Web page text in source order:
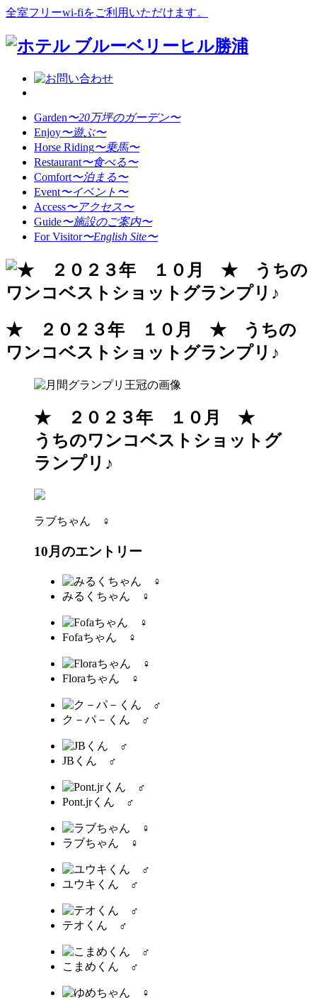
全室フリーwi-fiをご利用いただけます。
Garden〜20万坪のガーデン〜
Enjoy〜遊ぶ〜
Horse Riding〜乗馬〜
Restaurant〜食べる〜
Comfort〜泊まる〜
Event〜イベント〜
Access〜アクセス〜
Guide〜施設のご案内〜
For Visitor〜English Site〜
★ ２０２３年 １０月 ★ うちの
ワンコベストショットグランプリ♪
★ ２０２３年 １０月 ★
うちのワンコベストショットグ
ランプリ♪
ラブちゃん ♀
10月のエントリー
みるくちゃん ♀
Fofaちゃん ♀
Floraちゃん ♀
ク－パ－くん ♂
JBくん ♂
Pont.jrくん ♂
ラブちゃん ♀
ユウキくん ♂
テオくん ♂
こまめくん ♂